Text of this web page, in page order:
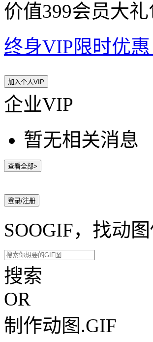
价值399会员大礼
终身VIP限时优
加入个人VIP
企业VIP
暂无相关消息
查看全部>
登录/注册
SOOGIF，找动
搜索
OR
制作动图.GIF